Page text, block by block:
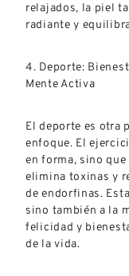
relajados, la piel
radiante y
4. Deporte:
Mente Activa
El deporte es otra
enfoque. El
en forma, sino
elimina toxinas y
de endorfinas.
sino también a la
felicidad y
de la vida.